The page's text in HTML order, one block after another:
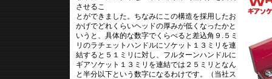
させるこ
とができました。ちなみにこの構造を採用したお
かげでどれくらいヘッドの厚みが低くなったかと
いうと、具体的な数字でくらべると差込角９.５ミ
リのラチェットハンドルにソケット１３ミリを連
結すると５１ミリに対し、フルターンハンドルに
ギアソケット１３ミリを連結では２５ミリとなん
と半分以下という数字になるわけです。（当社ス